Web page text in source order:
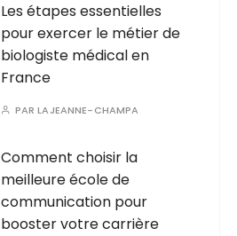
Les étapes essentielles
pour exercer le métier de
biologiste médical en
France
PARLAJEANNE-CHAMPA
Comment choisir la
meilleure école de
communication pour
booster votre carrière